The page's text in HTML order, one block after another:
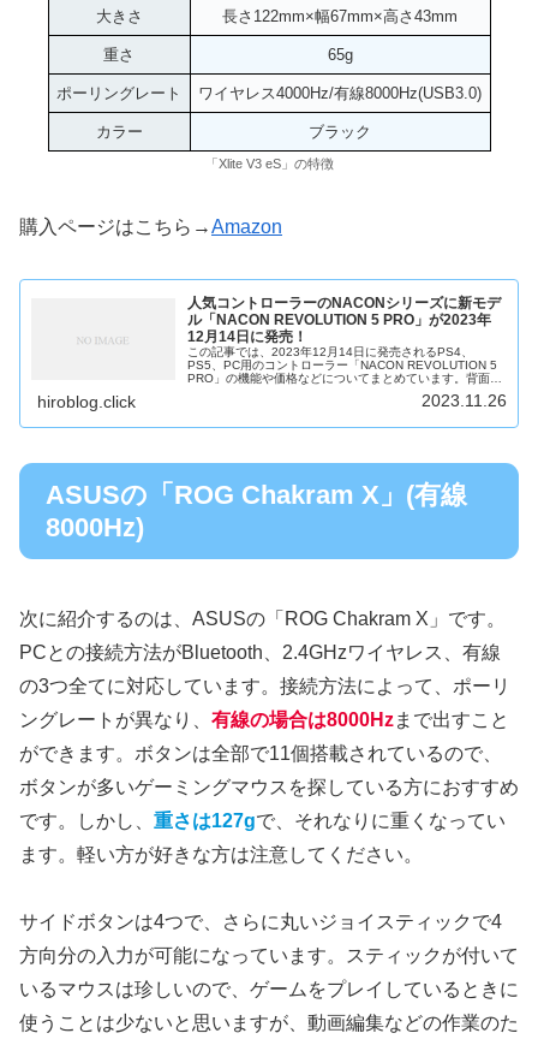
大きさ 長さ122mm×幅67mm×高さ43mm
重さ 65g
ポーリングレート ワイヤレス4000Hz/有線8000Hz(USB3.0)
カラー ブラック
「Xlite V3 eS」の特徴
購入ページはこちら→Amazon
人気コントローラーのNACONシリーズに新モデ
ル「NACON REVOLUTION 5 PRO」が2023年
12月14日に発売！
この記事では、2023年12月14日に発売されるPS4、
PS5、PC用のコントローラー「NACON REVOLUTION 5
PRO」の機能や価格などについてまとめています。背面ボ
hiroblog.click 2023.11.26
ASUSの「ROG Chakram X」(有線
8000Hz)
次に紹介するのは、ASUSの「ROG Chakram X」です。
PCとの接続方法がBluetooth、2.4GHzワイヤレス、有線
の3つ全てに対応しています。接続方法によって、ポーリ
ングレートが異なり、 有線の場合は8000Hzまで出すこと
ができます。ボタンは全部で11個搭載されているので、
ボタンが多いゲーミングマウスを探している方におすすめ
です。しかし、 重さは127gで、それなりに重くなってい
ます。軽い方が好きな方は注意してください。
サイドボタンは4つで、さらに丸いジョイスティックで4
方向分の入力が可能になっています。スティックが付いて
いるマウスは珍しいので、ゲームをプレイしているときに
使うことは少ないと思いますが、動画編集などの作業のた